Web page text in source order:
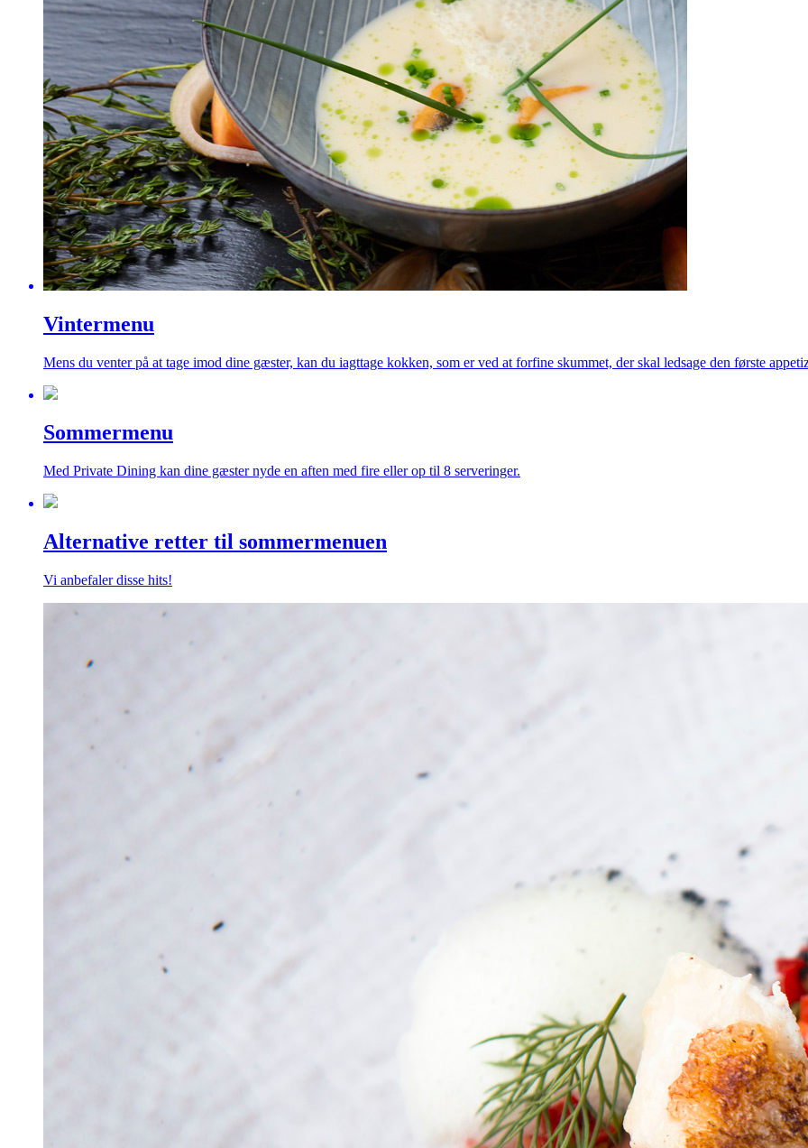
Vintermenu
Mens du venter på at tage imod dine gæster, kan du iagttage kokken, som er ved at forfine skummet, der skal ledsage den første
Sommermenu
Med Private Dining kan dine gæster nyde en aften med fire eller op til 8 serveringer.
Alternative retter til sommermenuen
Vi anbefaler disse hits!